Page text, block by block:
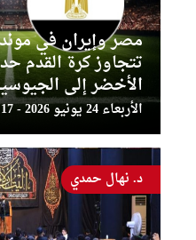
تتجاوز كرة القدم
الأخضر إلى
الأربعاء 24 يونيو 2026 - 16:31:17
د. نهال حمدي